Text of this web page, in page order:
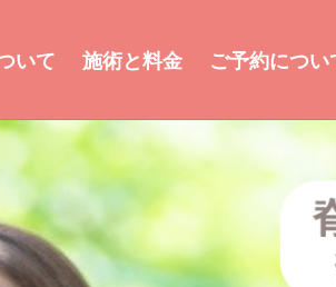
いて 施術と料金 ご予約につい